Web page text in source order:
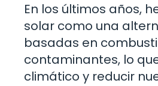
En los últimos años,
solar como una
basadas en
contaminantes, lo
climático y reducir